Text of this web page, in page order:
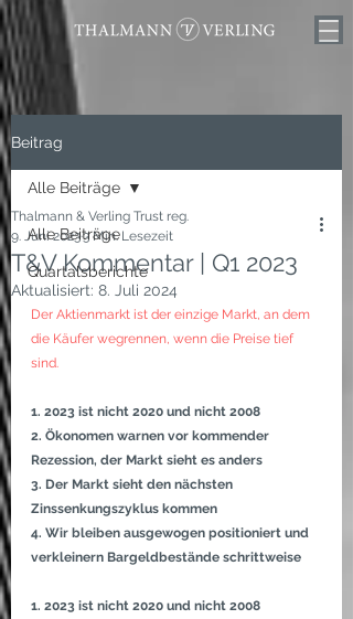
Beitrag
Alle Beiträge
Quartalsberichte
Alle Beiträge
T&V Kommentar | Q1 2023
Thalmann & Verling Trust reg.
9. Juni 20233 Min. Lesezeit
Aktualisiert: 8. Juli 2024
Der Aktienmarkt ist der einzige Markt, an dem
die Käufer wegrennen, wenn die Preise tief
sind.
1. 2023 ist nicht 2020 und nicht 2008
2. Ökonomen warnen vor kommender
Rezession, der Markt sieht es anders
3. Der Markt sieht den nächsten
Zinssenkungszyklus kommen
4. Wir bleiben ausgewogen positioniert und
verkleinern Bargeldbestände schrittweise
1. 2023 ist nicht 2020 und nicht 2008